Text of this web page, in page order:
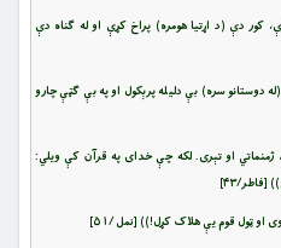
کور دې (د اړتیا هومره) پراخ کړې او له ګناه دې
دوستانو سره) بې دلیله پرېکول او په بې ګټې چارو
او تېری. لکه چې خدای په قرآن کې ویلي:
[فاطر/۴۳]
ټول قوم يې هلاک کړل!)) [نمل /۵۱]